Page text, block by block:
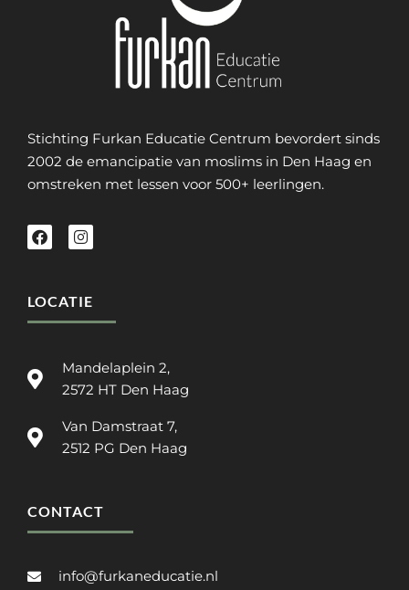
Stichting Furkan Educatie Centrum bevordert sinds
2002 de emancipatie van moslims in Den Haag en
omstreken met lessen voor 500+ leerlingen.
LOCATIE
Mandelaplein 2,
2572 HT Den Haag
Van Damstraat 7,
2512 PG Den Haag
CONTACT
info@furkaneducatie.nl